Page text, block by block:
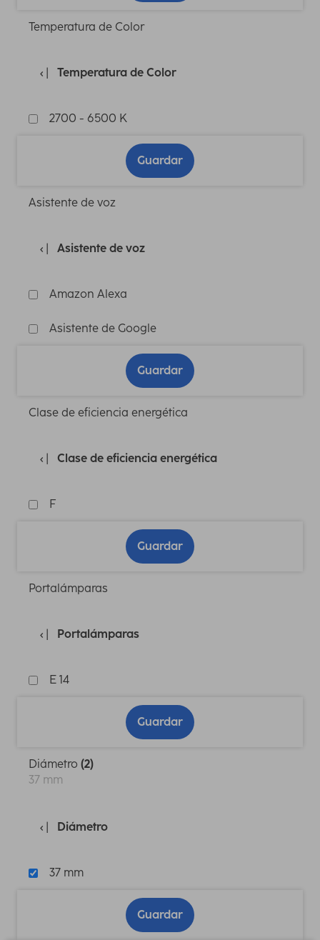
Temperatura de Color
Temperatura de Color
2700 - 6500 K
Guardar
Asistente de voz
Asistente de voz
Amazon Alexa
Asistente de Google
Guardar
Clase de eficiencia energética
Clase de eficiencia energética
F
Guardar
Portalámparas
Portalámparas
E 14
Guardar
Diámetro (2)
37 mm
Diámetro
37 mm
Guardar